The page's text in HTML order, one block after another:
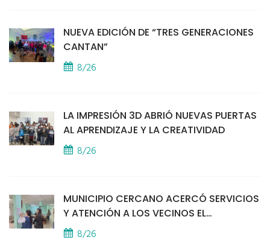
NUEVA EDICIÓN DE “TRES GENERACIONES
CANTAN”
8/26
LA IMPRESIÓN 3D ABRIÓ NUEVAS PUERTAS
AL APRENDIZAJE Y LA CREATIVIDAD
8/26
MUNICIPIO CERCANO ACERCÓ SERVICIOS
Y ATENCIÓN A LOS VECINOS EL
PROVINCIAL
8/26